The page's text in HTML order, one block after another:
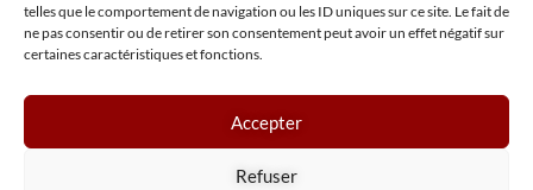
telles que le comportement de navigation ou les ID uniques sur ce site. Le fait de
ne pas consentir ou de retirer son consentement peut avoir un effet négatif sur
certaines caractéristiques et fonctions.
Accepter
Refuser
Mentions légales